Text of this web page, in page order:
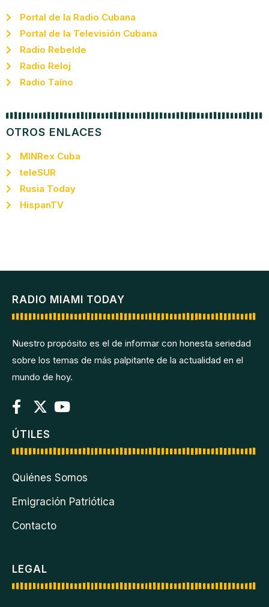
Portal de la Radio Cubana
Portal de la Televisión Cubana
Radio Rebelde
Radio Reloj
Radio Taíno
OTROS ENLACES
MINRex Cuba
teleSUR
Rusia Today
HispanTV
RADIO MIAMI TODAY
Nuestro propósito es el de informar con honesta seriedad
sobre los temas de más palpitante de la actualidad en el
mundo de hoy.
ÚTILES
Quiénes Somos
Emigración Patriótica
Contacto
LEGAL